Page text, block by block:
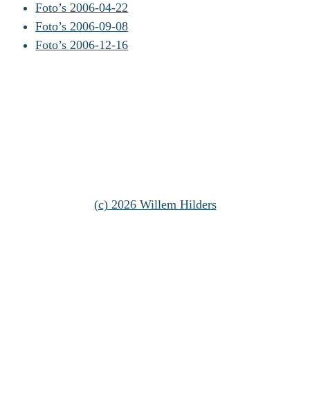
Foto’s 2006-04-22
Foto’s 2006-09-08
Foto’s 2006-12-16
(c) 2026 Willem Hilders